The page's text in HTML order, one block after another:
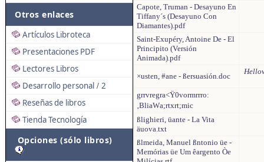
Otros enlaces
Artículos Libroteca
Presentaciones PDF
Lectores Libros
Desarrollo personal / 2
Reseñas de libros
Tienda Tecnología
Opciones (sólo libros)
Capote, Truman - Desayuno En
Tiffany´s (Desayuno Con
Diamantes).pdf
Saint-Exupéry, Antoine De - El
Principito (Versión
Animada).pdf
×usten, #ane - ßersuasión.doc
grrvregra<Ÿ0vormrrro:
‚BliaWa;rtxrt;mic
ßlighieri, üante - La Vita
äuova.txt
ßlmeida, Manuel ßntonio üe -
Memórias üe Um êargento Òe